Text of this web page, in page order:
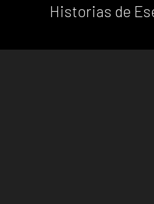
Historias de